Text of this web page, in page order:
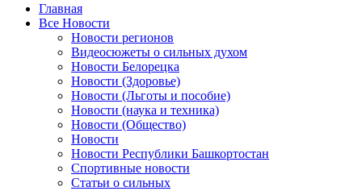
Главная
Все Новости
Новости регионов
Видеосюжеты о сильных духом
Новости Белорецка
Новости (Здоровье)
Новости (Льготы и пособие)
Новости (наука и техника)
Новости (Общество)
Новости
Новости Республики Башкортостан
Спортивные новости
Статьи о сильных